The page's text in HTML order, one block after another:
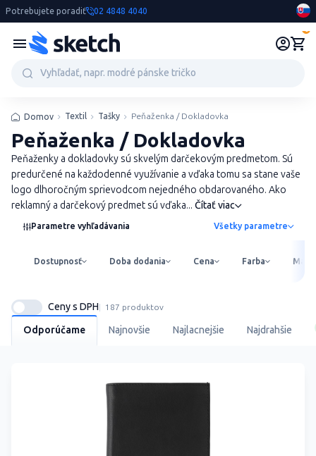
Potrebujete poradiť 02 4848 4040
Domov Textil Tašky Peňaženka / Dokladovka
Peňaženka / Dokladovka
Peňaženky a dokladovky sú skvelým darčekovým predmetom. Sú
predurčené na každodenné využívanie a vďaka tomu sa stane vaše
logo dlhoročným sprievodcom nejedného obdarovaného. Ako
reklamný a darčekový predmet sú vďaka... Čítať viac
Parametre vyhľadávania Všetky parametre
Dostupnosť Doba dodania Cena Farba
Odporúčame Najnovšie Najlacnejšie Najdrahšie
Ceny s DPH 187 produktov